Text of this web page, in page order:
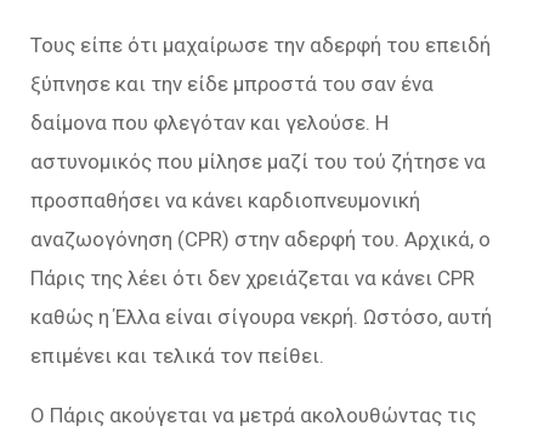
Τους είπε ότι μαχαίρωσε την αδερφή του επειδή
ξύπνησε και την είδε μπροστά του σαν ένα
δαίμονα που φλεγόταν και γελούσε. Η
αστυνομικός που μίλησε μαζί του τού ζήτησε να
προσπαθήσει να κάνει καρδιοπνευμονική
αναζωογόνηση (CPR) στην αδερφή του. Αρχικά, ο
Πάρις της λέει ότι δεν χρειάζεται να κάνει CPR
καθώς η Έλλα είναι σίγουρα νεκρή. Ωστόσο, αυτή
επιμένει και τελικά τον πείθει.
Ο Πάρις ακούγεται να μετρά ακολουθώντας τις